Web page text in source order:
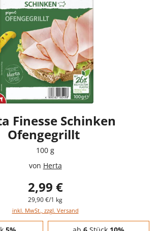
Finesse Schinken
Ofengegrillt
100 g
von Herta
2,99 €
29,90 €/1 kg
inkl. MwSt., zzgl. Versand